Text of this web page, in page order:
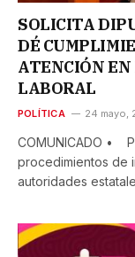
SOLICITA
DÉ
ATENCIÓN
LABORAL
POLÍTICA 24 mayo,
COMUNICADO •
procedimientos de
autoridades